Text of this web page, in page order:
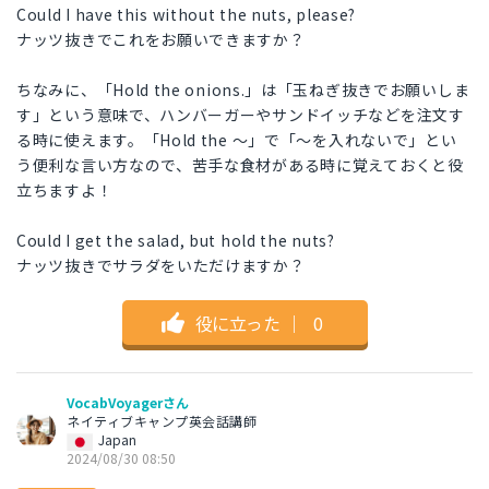
Could I have this without the nuts, please?
ナッツ抜きでこれをお願いできますか？
ちなみに、「Hold the onions.」は「玉ねぎ抜きでお願いしま
す」という意味で、ハンバーガーやサンドイッチなどを注文す
る時に使えます。「Hold the 〜」で「〜を入れないで」とい
う便利な言い方なので、苦手な食材がある時に覚えておくと役
立ちますよ！
Could I get the salad, but hold the nuts?
ナッツ抜きでサラダをいただけますか？
役に立った ｜ 0
VocabVoyagerさん
ネイティブキャンプ英会話講師
Japan
2024/08/30 08:50